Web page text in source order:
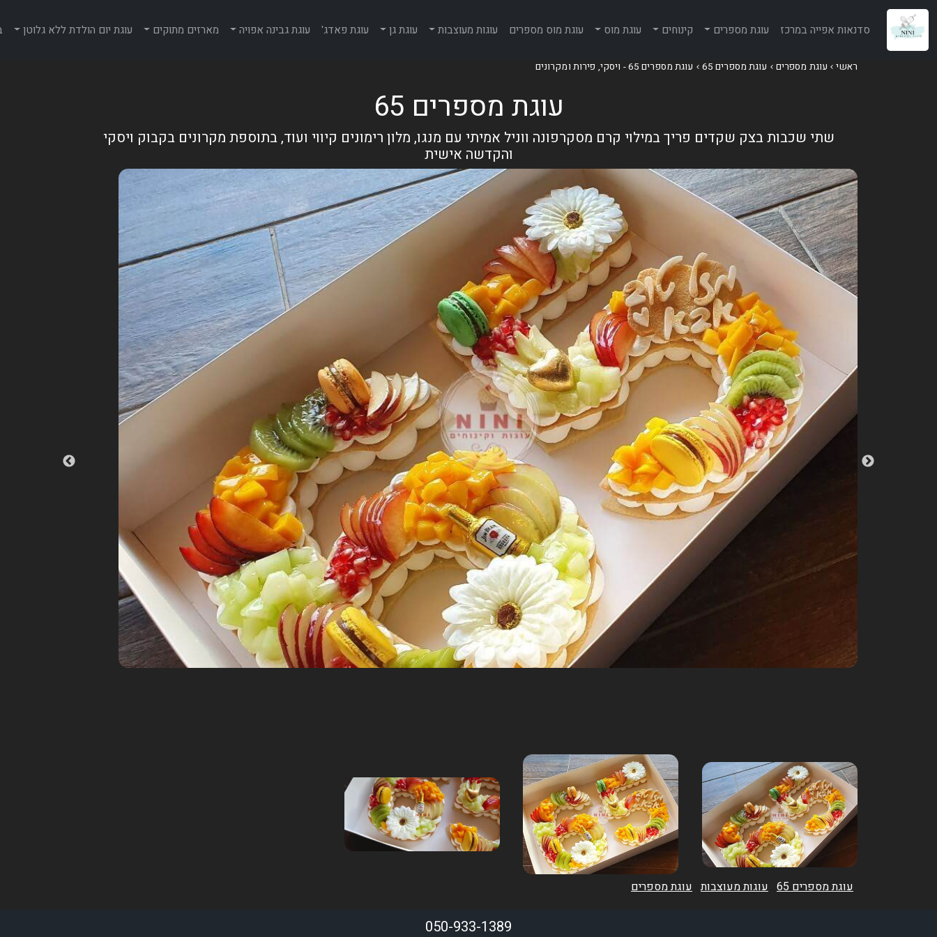
סדנאות אפייה במרכז עוגת מספרים קינוחים עוגת מוס עוגת מוס מספרים עוגות מעוצבות עוגת גן עוגת פאדג' עוגת גבינה אפויה מארזים מתוקים עוגת יום הולדת ללא גלוטן
ראשי עוגת מספרים עוגת מספרים 65 עוגת מספרים 65 - ויסקי, פירות ומקרונים
עוגת מספרים 65
שתי שכבות בצק שקדים פריך במילוי קרם מסקרפונה ווניל אמיתי עם מנגו, מלון רימונים קיווי ועוד, בתוספת מקרונים בקבוק ויסקי
והקדשה אישית
עוגת מספרים 65 עוגות מעוצבות עוגת מספרים
050-933-1389